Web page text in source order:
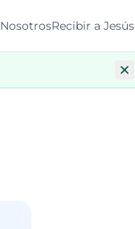
NosotrosRecibir a Jesús